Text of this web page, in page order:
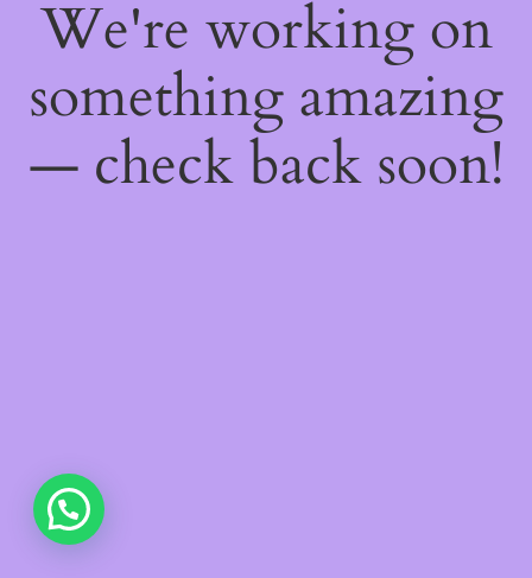
We're working on
something amazing
— check back soon!